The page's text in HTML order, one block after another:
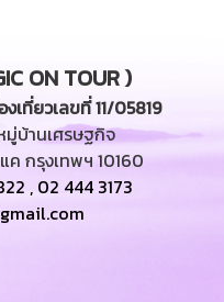
ON TOUR )
ที่ยวเลขที่ 11/05819
มู่บ้านเศรษฐกิจ
ค กรุงเทพฯ 10160
, 02 444 3173